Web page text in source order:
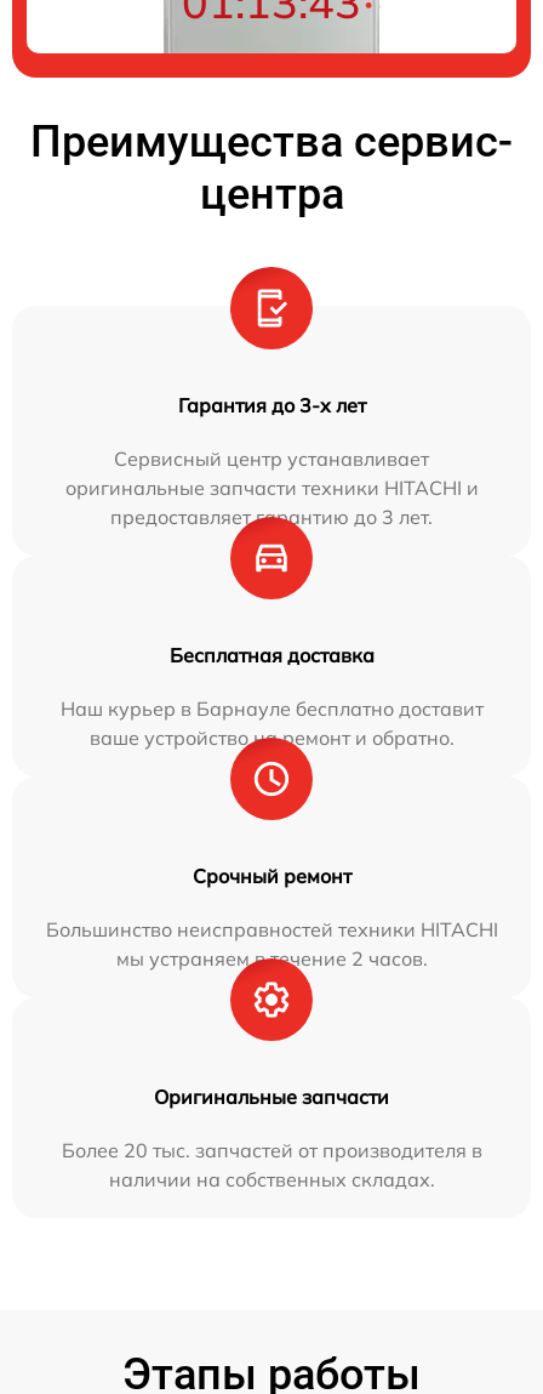
Преимущества сервис-
центра
Гарантия до 3-х лет
Сервисный центр устанавливает
оригинальные запчасти техники HITACHI и
предоставляет гарантию до 3 лет.
Бесплатная доставка
Наш курьер в Барнауле бесплатно доставит
ваше устройство на ремонт и обратно.
Срочный ремонт
Большинство неисправностей техники HITACHI
мы устраняем в течение 2 часов.
Оригинальные запчасти
Более 20 тыс. запчастей от производителя в
наличии на собственных складах.
Этапы работы